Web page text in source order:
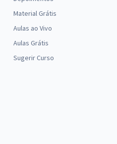
Material Grátis
Aulas ao Vivo
Aulas Grátis
Sugerir Curso